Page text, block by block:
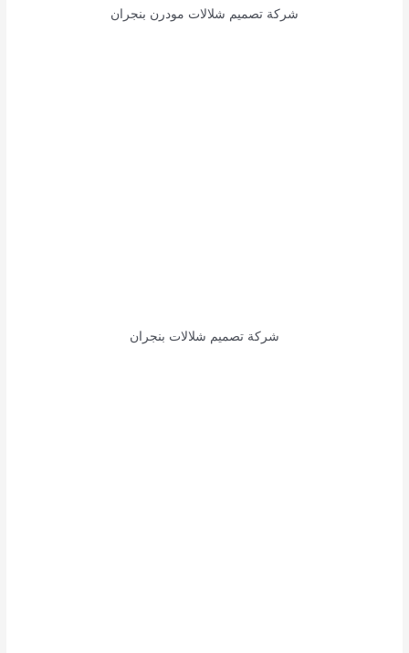
شركة تصميم شلالات مودرن بنجران
شركة تصميم شلالات بنجران